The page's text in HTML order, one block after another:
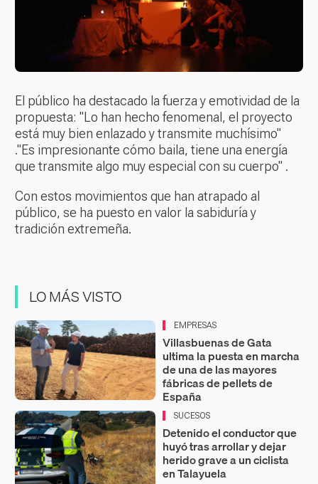
El público ha destacado la fuerza y emotividad de la
propuesta: "Lo han hecho fenomenal, el proyecto
está muy bien enlazado y transmite muchísimo"
."Es impresionante cómo baila, tiene una energía
que transmite algo muy especial con su cuerpo" .
Con estos movimientos que han atrapado al
público, se ha puesto en valor la sabiduría y
tradición extremeña.
LO MÁS VISTO
EMPRESAS
Villasbuenas de Gata
ultima la puesta en marcha
de una de las mayores
fábricas de pellets de
España
SUCESOS
Detenido el conductor que
huyó tras arrollar y dejar
herido grave a un ciclista
en Talayuela